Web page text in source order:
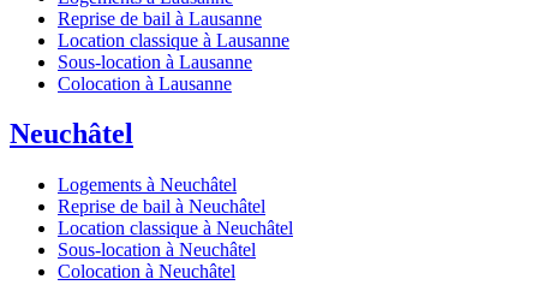
Reprise de bail à Lausanne
Location classique à Lausanne
Sous-location à Lausanne
Colocation à Lausanne
Neuchâtel
Logements à Neuchâtel
Reprise de bail à Neuchâtel
Location classique à Neuchâtel
Sous-location à Neuchâtel
Colocation à Neuchâtel